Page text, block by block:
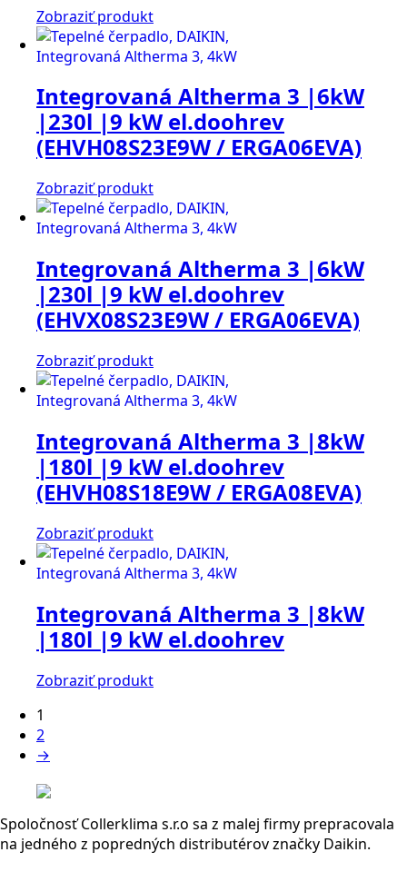
Zobraziť produkt
Integrovaná Altherma 3 |6kW
|230l |9 kW el.doohrev
(EHVH08S23E9W / ERGA06EVA)
Zobraziť produkt
Integrovaná Altherma 3 |6kW
|230l |9 kW el.doohrev
(EHVX08S23E9W / ERGA06EVA)
Zobraziť produkt
Integrovaná Altherma 3 |8kW
|180l |9 kW el.doohrev
(EHVH08S18E9W / ERGA08EVA)
Zobraziť produkt
Integrovaná Altherma 3 |8kW
|180l |9 kW el.doohrev
Zobraziť produkt
1
2
→
Spoločnosť Collerklima s.r.o sa z malej firmy prepracovala
na jedného z popredných distributérov značky Daikin.